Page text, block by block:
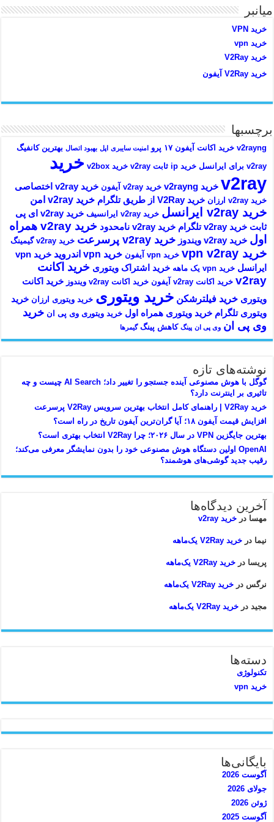
میانبر
خرید VPN
خرید vpn
خرید V2Ray
خرید V2Ray آیفون
برچسبها
v2rayng خرید اکانت آیفون ۱۷ پرو امنیت سایبری اپل بهبود اتصال بهترین کانفیگ
v2ray برای ایرانسل
خرید ip ثابت v2ray خرید v2box
خرید
v2ray خرید v2rayng خرید v2ray آیفون خرید v2ray اختصاصی
خرید v2ray ارزان خرید V2Ray از طریق تلگرام خرید v2ray امن
خرید v2ray ایرانسل خرید v2ray ایرانسیف
خرید v2ray ای پی
ثابت خرید v2ray تلگرام خرید v2ray نامحدود
خرید v2ray همراه
اول خرید v2ray ویندوز خرید v2ray پرسرعت خرید v2ray گیمینگ
خرید vpn v2ray خرید vpn آیفون خرید vpn اندروید
خرید vpn
ایرانسل خرید vpn یک ماهه خرید اشتراک ویتوری خرید اکانت
v2ray خرید اکانت v2ray آیفون خرید اکانت v2ray ویندوز
خرید اکانت
ویتوری خرید فیلترشکن خرید ویتوری خرید ویتوری ارزان خرید
ویتوری تلگرام خرید ویتوری همراه اول خرید ویتوری وی پی ان خرید
وی پی ان وی پی ان پینگ کاهش پینگ گیمرها
نوشته‌های تازه
گوگل با هوش مصنوعی آینده جستجو را تغییر داد؛ AI Search چیست و چه
تاثیری بر اینترنت دارد؟
خرید V2Ray | راهنمای کامل انتخاب بهترین سرویس V2Ray پرسرعت
افزایش قیمت آیفون ۱۸؛ آیا گران‌ترین آیفون تاریخ در راه است؟
بهترین جایگزین VPN در سال ۲۰۲۶؛ چرا V2Ray انتخاب بهتری است؟
OpenAI اولین دستگاه هوش مصنوعی خود را بدون نمایشگر معرفی می‌کند؛
رقیب جدید گوشی‌های هوشمند؟
آخرین دیدگاه‌ها
مهسا درخرید v2ray
نیما درخرید V2Ray یک‌ماهه
پریسا درخرید V2Ray یک‌ماهه
نرگس درخرید V2Ray یک‌ماهه
مجید درخرید V2Ray یک‌ماهه
دسته‌ها
تکنولوژی
خرید vpn
بایگانی‌ها
آگوست 2026
جولای 2026
ژوئن 2026
آگوست 2025